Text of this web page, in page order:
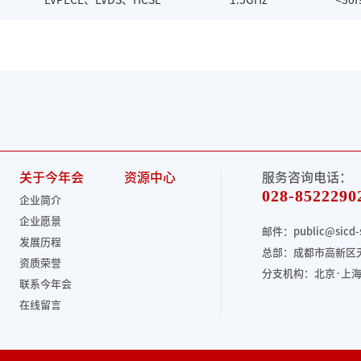
关于今年会
企业简介
企业愿景
发展历程
资质荣誉
联系今年会
在线留言
资源中心 服务咨询电话：
028-
邮件：
总部：成都市高新区
分支机构：北京·上